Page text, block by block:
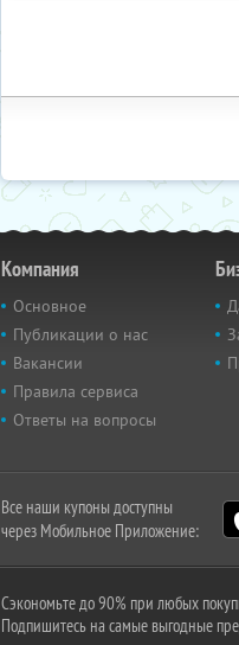
Компания
Основное
Публикации о нас
Вакансии
Правила сервиса
Ответы на вопросы
Все наши купоны доступны
через Мобильное Приложение:
Сэкономьте до 90% при любых
Подпишитесь на самые выгодные